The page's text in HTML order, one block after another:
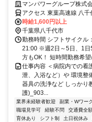
ミドル世代も多数活躍中♪
マンパワーグループ株式
アクセス 東葉高速線 八
大和田北口徒歩約19分、
バイク通勤OK（派遣先に
時給1,600円以上
千葉県八千代市
勤務時間 シフトサイクル
21:00 ※週2日～5日、1日
方もOK！ 短時間勤務希
仕事内容 ＜病院内での看
泄、入浴など）や 環境整
器具の洗浄など しっかり
護)_903...
業界未経験者歓迎 副業・Wワー
職場見学可
経験不問 交通費全
育休あり
シフト制 土日祝休み